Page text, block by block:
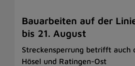
Bauarbeiten auf der
bis 21. August
Streckensperrung betrifft auch
Hösel und Ratingen-Ost